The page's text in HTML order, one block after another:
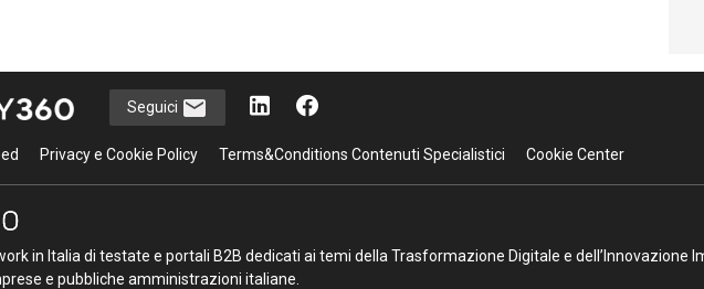
Seguici
Privacy e Cookie Policy Terms&Conditions Contenuti Specialistici Cookie Center
in Italia di testate e portali B2B dedicati ai temi della Trasformazione Digitale e dell’Innovazione
e pubbliche amministrazioni italiane.